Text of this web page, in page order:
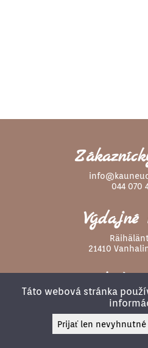
044 070
Výdajné
21410
Táto webová stránka
Prijať len nevyhnutné